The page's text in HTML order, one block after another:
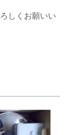
しくお願いい